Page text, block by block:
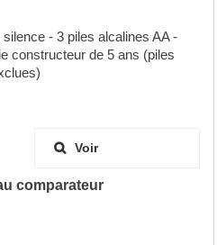
- 3 piles alcalines AA -
constructeur de 5 ans (piles
Voir
comparateur